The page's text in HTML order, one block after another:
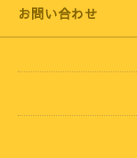
お問い合わせ